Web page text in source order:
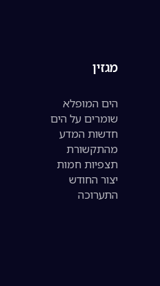
מגזין
הים המופלא
שומרים על הים
חדשות המדע
מהתקשורת
תצפיות חמות
יצור החודש
התערוכה